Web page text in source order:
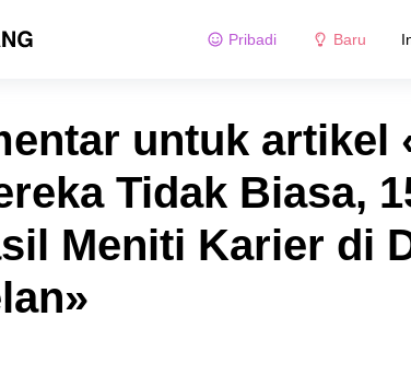
Pribadi Baru
untuk artikel
Tidak Biasa,
Meniti Karier di